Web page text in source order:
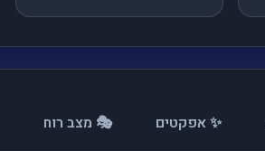
✨ אפקטים 🎭 מצב רוח